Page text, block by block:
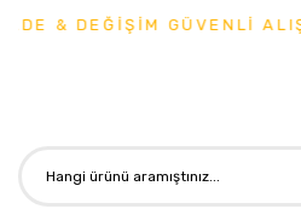
GÜVENLİ ALIŞVERİŞ